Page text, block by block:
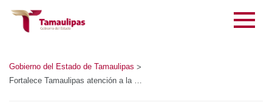
Gobierno del Estado de Tamaulipas>
Fortalece Tamaulipas atención a la primera infancia